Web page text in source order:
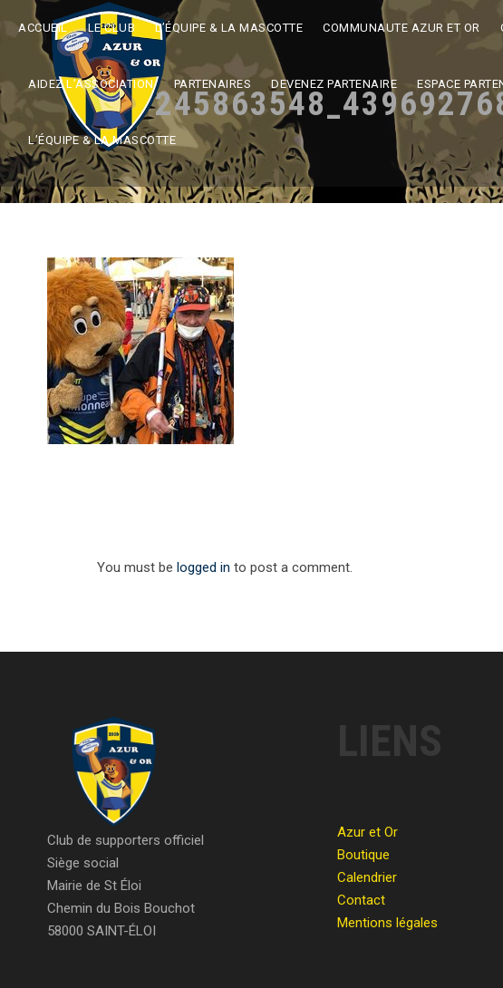
ACCUEIL LE CLUB L’ÉQUIPE & LA MASCOTTE COMMUNAUTE AZUR ET OR
AIDEZ L’ASSOCIATION PARTENAIRES DEVENEZ PARTENAIRE ESPACE
L’ÉQUIPE & LA MASCOTTE
You must be logged in to post a comment.
Club de supporters officiel
Siège social
Mairie de St Éloi
Chemin du Bois Bouchot
58000 SAINT-ÉLOI
LIENS
Azur et Or
Boutique
Calendrier
Contact
Mentions légales